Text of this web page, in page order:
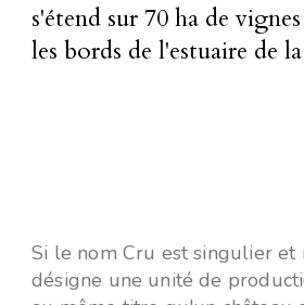
s'étend sur 70 ha de
les bords de l'estuaire de
Si le nom Cru est singulier et
désigne une unité de